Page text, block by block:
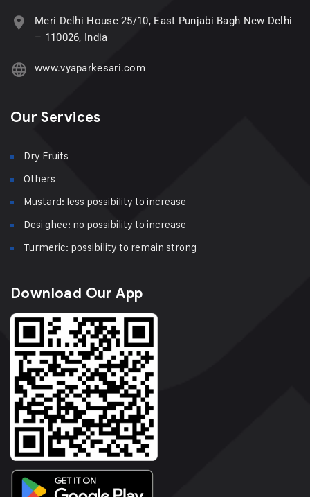
Meri Delhi House 25/10, East Punjabi Bagh New Delhi
– 110026, India
www.vyaparkesari.com
Our Services
Dry Fruits
Others
Mustard: less possibility to increase
Desi ghee: no possibility to increase
Turmeric: possibility to remain strong
Download Our App